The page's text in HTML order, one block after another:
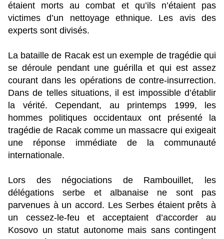
étaient morts au combat et qu’ils n’étaient pas
victimes d’un nettoyage ethnique. Les avis des
experts sont divisés.
La bataille de Racak est un exemple de tragédie qui
se déroule pendant une guérilla et qui est assez
courant dans les opérations de contre-insurrection.
Dans de telles situations, il est impossible d’établir
la vérité. Cependant, au printemps 1999, les
hommes politiques occidentaux ont présenté la
tragédie de Racak comme un massacre qui exigeait
une réponse immédiate de la communauté
internationale.
Lors des négociations de Rambouillet, les
délégations serbe et albanaise ne sont pas
parvenues à un accord. Les Serbes étaient prêts à
un cessez-le-feu et acceptaient d’accorder au
Kosovo un statut autonome mais sans contingent